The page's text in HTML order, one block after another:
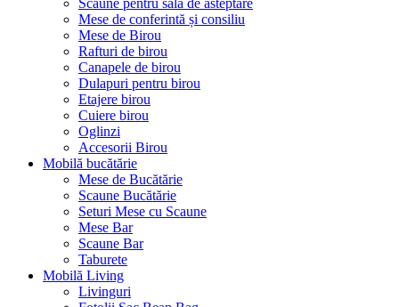
Mese de conferintă și consiliu
Mese de Birou
Rafturi de birou
Canapele de birou
Dulapuri pentru birou
Etajere birou
Cuiere birou
Oglinzi
Accesorii Birou
Mobilă bucătărie
Mese de Bucătărie
Scaune Bucătărie
Seturi Mese cu Scaune
Mese Bar
Scaune Bar
Taburete
Mobilă Living
Livinguri